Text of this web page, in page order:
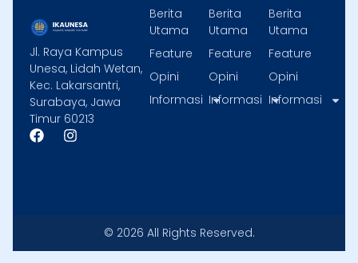
Jl. Raya Kampus
Unesa, Lidah Wetan,
Kec. Lakarsantri,
Surabaya, Jawa
Timur 60213
F
a
I
n
m
Berita
Utama
Feature
Opini
Informasi
Berita
Utama
Feature
Opini
Informasi
Berita
Utama
Feature
Opini
Informasi
© 2026 All Rights Reserved.